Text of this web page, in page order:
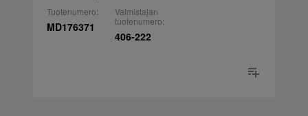
Tuotenumero:
MD176371
Valmistajan
tuotenumero:
406-222